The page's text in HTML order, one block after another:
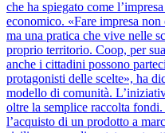
che ha spiegato come
economico. «Fare impresa
ma una pratica che vive nelle
proprio territorio. Coop, per
anche i cittadini possono
protagonisti delle scelte», ha
modello di comunità.
oltre la semplice raccolta
l’acquisto di un prodotto a